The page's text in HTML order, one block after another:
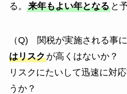
る。 来年もよい年となると
（Q) 関税が実施される事
はリスクが高くはないか？
リスクにたいして迅速に対
うか？